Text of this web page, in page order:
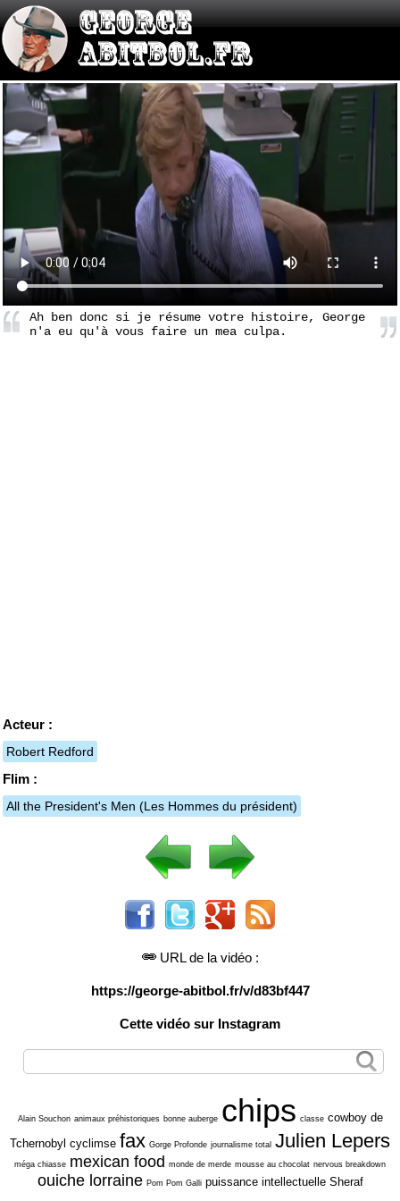
Ah ben donc si je résume votre histoire, George
n'a eu qu'à vous faire un mea culpa.
Acteur :
Robert Redford
Flim :
All the President's Men (Les Hommes du président)
URL de la vidéo :
https://george-abitbol.fr/v/d83bf447
Cette vidéo sur Instagram
Alain Souchon animaux préhistoriques bonne auberge chips classe cowboy de
Tchernobyl cyclimse fax Gorge Profonde journalisme total Julien Lepers
méga chiasse mexican food monde de merde mousse au chocolat nervous breakdown
ouiche lorraine Pom Pom Galli puissance intellectuelle Sheraf